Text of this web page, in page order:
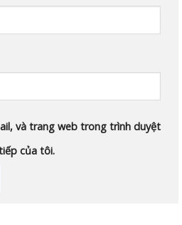
và trang web trong trình duyệt
của tôi.